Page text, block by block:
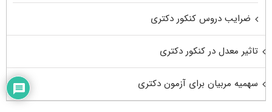
ضرایب دروس کنکور دکتری
تاثیر معدل در کنکور دکتری
سهمیه مربیان برای آزمون دکتری